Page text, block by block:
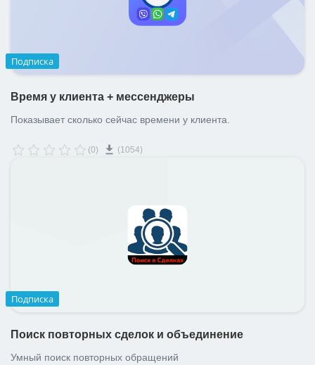
Подписка
Время у клиента + мессенджеры
Показывает сколько сейчас времени у клиента.
(0) (1054)
Подписка
Поиск повторных сделок и объединение
Умный поиск повторных обращений